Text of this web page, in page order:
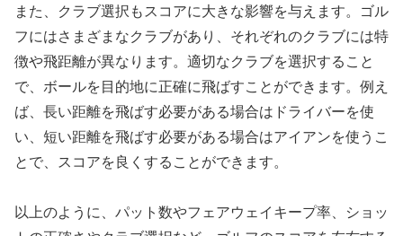
また、クラブ選択もスコアに大きな影響を与えます。ゴル
フにはさまざまなクラブがあり、それぞれのクラブには特
徴や飛距離が異なります。適切なクラブを選択すること
で、ボールを目的地に正確に飛ばすことができます。例え
ば、長い距離を飛ばす必要がある場合はドライバーを使
い、短い距離を飛ばす必要がある場合はアイアンを使うこ
とで、スコアを良くすることができます。
以上のように、パット数やフェアウェイキープ率、ショッ